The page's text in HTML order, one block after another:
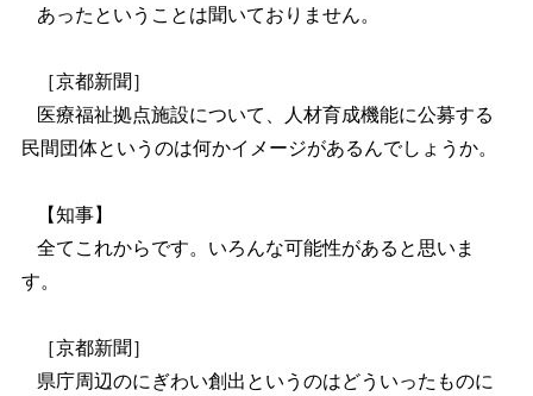
あったということは聞いておりません。
［京都新聞］
医療福祉拠点施設について、人材育成機能に公募する
民間団体というのは何かイメージがあるんでしょうか。
【知事】
全てこれからです。いろんな可能性があると思いま
す。
［京都新聞］
県庁周辺のにぎわい創出というのはどういったものに